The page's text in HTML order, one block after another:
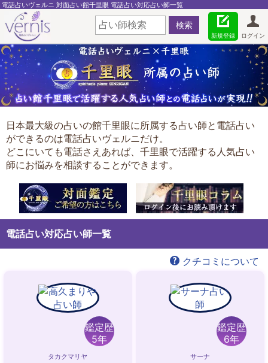
電話占いヴェルニ 対面占い館千里眼 電話占い対応占い師一覧
ログイン
新規登録
日本最大級の占いの館千里眼に所属する占い師と電話占い
ができるのは電話占いヴェルニだけ。
どこにいても電話さえあれば、千里眼で活躍する人気占い
師にお悩みを相談することができます。
電話占い対応占い師一覧
クチコミについて
鑑定歴
5年
タカクマリヤ
鑑定歴
6年
サーナ